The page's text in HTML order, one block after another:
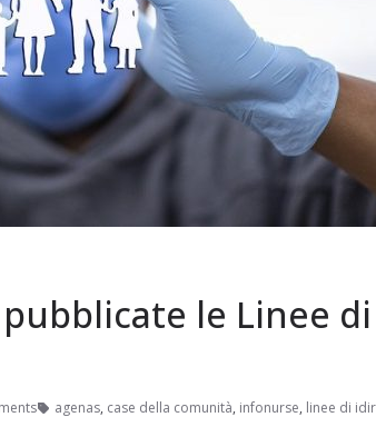
le Linee di
agenas, case della comunità, infonurse, linee di